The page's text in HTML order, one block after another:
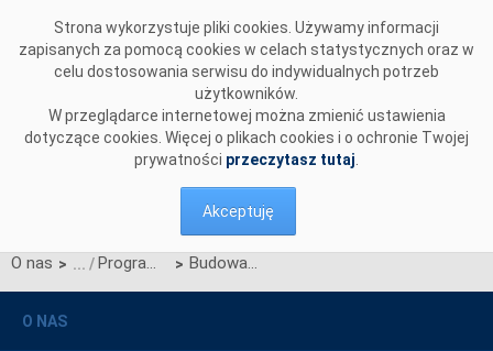
Strona wykorzystuje pliki cookies. Używamy informacji
zapisanych za pomocą cookies w celach statystycznych oraz w
celu dostosowania serwisu do indywidualnych potrzeb
użytkowników.
W przeglądarce internetowej można zmienić ustawienia
dotyczące cookies. Więcej o plikach cookies i o ochronie Twojej
prywatności przeczytasz tutaj
Akceptuję
O nas > Program operacyjny Infrastruktura i Środowisko 2014-2020 > Budowa linii Ostrołęka-Stanisławów
O NAS